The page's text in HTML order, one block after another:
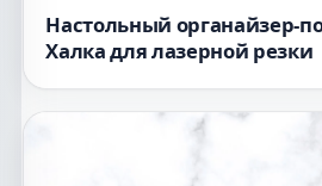
Настольный органайзер-
Халка для лазерной резки